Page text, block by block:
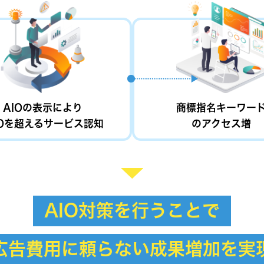
AIOの表示により
を超えるサービス認知
商標指名キーワー
のアクセス増
AIO対策を行うことで
告費用に頼らない成果増加を実